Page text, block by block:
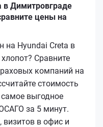
в Димитровграде
цены на
на Hyundai Creta в
Сравните
компаний на
стоимость
выгодное
за 5 минут.
в офис и